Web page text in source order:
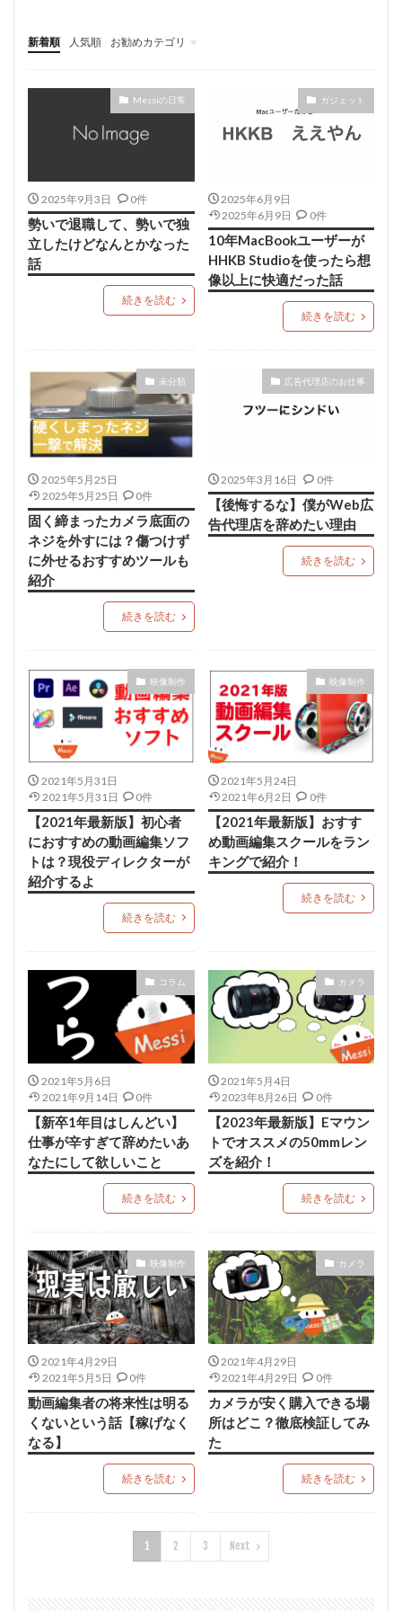
新着順 人気順
お勧めカテゴリ
音フェチ
自己満の記事
Messiの日常
2025年9月3日 0件
勢いで退職して、勢いで独
立したけどなんとかなった
話
続きを読む
ガジェット
2025年6月9日
2025年6月9日
0件
10年MacBookユーザーが
HHKB Studioを使ったら想
像以上に快適だった話
続きを読む
未分類
2025年5月25日
2025年5月25日
0件
固く締まったカメラ底面の
ネジを外すには？傷つけず
に外せるおすすめツールも
紹介
続きを読む
広告代理店のお仕事
2025年3月16日 0件
【後悔するな】僕がWeb広
告代理店を辞めたい理由
続きを読む
映像制作
2021年5月31日
2021年5月31日
0件
【2021年最新版】初心者
におすすめの動画編集ソフ
トは？現役ディレクターが
紹介するよ
続きを読む
映像制作
2021年5月24日
2021年6月2日
0件
【2021年最新版】おすす
め動画編集スクールをラン
キングで紹介！
続きを読む
コラム
2021年5月6日
2021年9月14日
0件
【新卒1年目はしんどい】
仕事が辛すぎて辞めたいあ
なたにして欲しいこと
続きを読む
カメラ
2021年5月4日
2023年8月26日
0件
【2023年最新版】Eマウン
トでオススメの50mmレン
ズを紹介！
続きを読む
映像制作
2021年4月29日
2021年5月5日
0件
動画編集者の将来性は明る
くないという話【稼げなく
なる】
続きを読む
カメラ
2021年4月29日
2021年4月29日
0件
カメラが安く購入できる場
所はどこ？徹底検証してみ
た
続きを読む
1 2 3 Next